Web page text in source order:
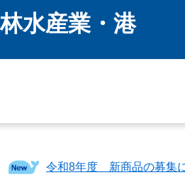
水産業・港
令和8年度 新商品の募集